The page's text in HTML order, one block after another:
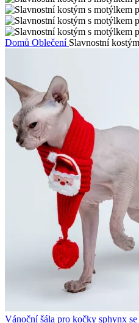
Domů Oblečení Slavnostní
Vánoční šála pro kočky sphynx se